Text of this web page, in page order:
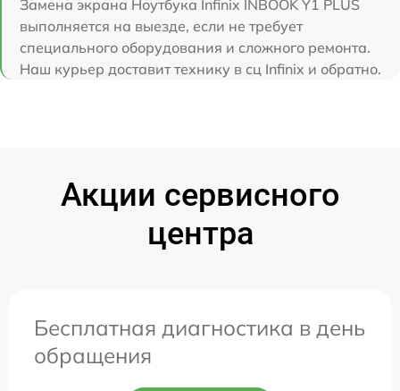
Замена экрана Ноутбука Infinix INBOOK Y1 PLUS
выполняется на выезде, если не требует
специального оборудования и сложного ремонта.
Наш курьер доставит технику в сц Infinix и обратно.
Акции сервисного
центра
Бесплатная диагностика в день
обращения